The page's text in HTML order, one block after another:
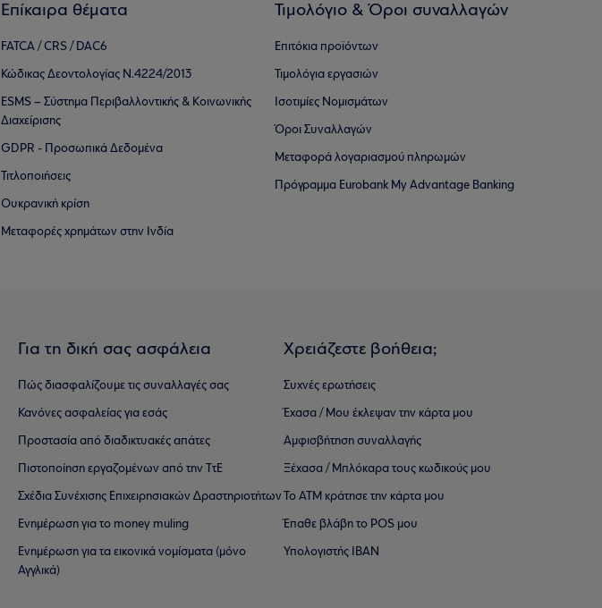
Επίκαιρα θέματα
FATCA / CRS / DAC6
Κώδικας Δεοντολογίας Ν.4224/2013
ESMS – Σύστημα Περιβαλλοντικής & Κοινωνικής
Διαχείρισης
GDPR - Προσωπικά Δεδομένα
Τιτλοποιήσεις
Ουκρανική κρίση
Μεταφορές χρημάτων στην Ινδία
Τιμολόγιο & Όροι συναλλαγών
Επιτόκια προϊόντων
Τιμολόγια εργασιών
Ισοτιμίες Νομισμάτων
Όροι Συναλλαγών
Μεταφορά λογαριασμού πληρωμών
Πρόγραμμα Eurobank My Advantage Banking
Για τη δική σας ασφάλεια
Πώς διασφαλίζουμε τις συναλλαγές σας
Κανόνες ασφαλείας για εσάς
Προστασία από διαδικτυακές απάτες
Πιστοποίηση εργαζομένων από την ΤτΕ
Σχέδια Συνέχισης Επιχειρησιακών ∆ραστηριοτήτων
Ενημέρωση για το money muling
Ενημέρωση για τα εικονικά νομίσματα (μόνο
Αγγλικά)
Χρειάζεστε βοήθεια;
Συχνές ερωτήσεις
Έχασα / Μου έκλεψαν την κάρτα μου
Αμφισβήτηση συναλλαγής
Ξέχασα / Μπλόκαρα τους κωδικούς μου
Το ΑΤΜ κράτησε την κάρτα μου
Έπαθε βλάβη το POS μου
Υπολογιστής IBAN